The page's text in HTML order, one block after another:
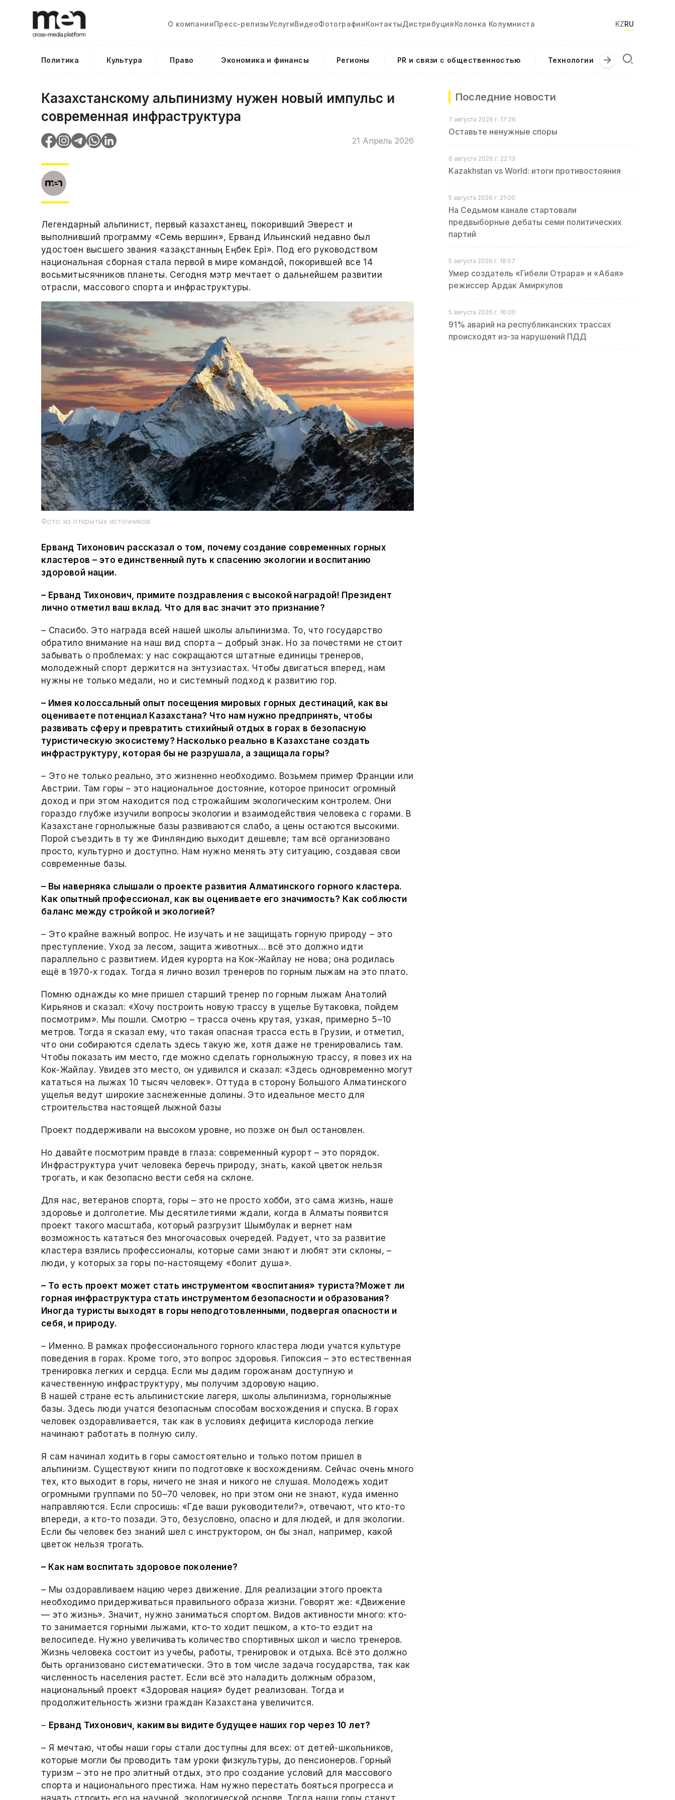
О компанииПресс-релизыУслугиВидеоФотографииКонтактыДистрибуцияКолонка Колумниста KZRU
Политика Культура Право Экономика и финансы Регионы PR и связи с общественностью Технологии Текущие
Казахстанскому альпинизму нужен новый импульс и
современная инфраструктура
21 Апрель 2026
Легендарный альпинист, первый казахстанец, покоривший Эверест и
выполнивший программу «Семь вершин», Ерванд Ильинский недавно был
удостоен высшего звания «Қазақстанның Еңбек Ері». Под его руководством
национальная сборная стала первой в мире командой, покорившей все 14
восьмитысячников планеты. Сегодня мэтр мечтает о дальнейшем развитии
отрасли, массового спорта и инфраструктуры.
Фото: из открытых источников
Ерванд Тихонович рассказал о том, почему создание современных горных
кластеров – это единственный путь к спасению экологии и воспитанию
здоровой нации.
– Ерванд Тихонович, примите поздравления с высокой наградой! Президент
лично отметил ваш вклад. Что для вас значит это признание?
– Спасибо. Это награда всей нашей школы альпинизма. То, что государство
обратило внимание на наш вид спорта – добрый знак. Но за почестями не стоит
забывать о проблемах: у нас сокращаются штатные единицы тренеров,
молодежный спорт держится на энтузиастах. Чтобы двигаться вперед, нам
нужны не только медали, но и системный подход к развитию гор.
– Имея колоссальный опыт посещения мировых горных дестинаций, как вы
оцениваете потенциал Казахстана? Что нам нужно предпринять, чтобы
развивать сферу и превратить стихийный отдых в горах в безопасную
туристическую экосистему? Насколько реально в Казахстане создать
инфраструктуру, которая бы не разрушала, а защищала горы?
– Это не только реально, это жизненно необходимо. Возьмем пример Франции или
Австрии. Там горы – это национальное достояние, которое приносит огромный
доход и при этом находится под строжайшим экологическим контролем. Они
гораздо глубже изучили вопросы экологии и взаимодействия человека с горами. В
Казахстане горнолыжные базы развиваются слабо, а цены остаются высокими.
Порой съездить в ту же Финляндию выходит дешевле; там всё организовано
просто, культурно и доступно. Нам нужно менять эту ситуацию, создавая свои
современные базы.
– Вы наверняка слышали о проекте развития Алматинского горного кластера.
Как опытный профессионал, как вы оцениваете его значимость? Как соблюсти
баланс между стройкой и экологией?
– Это крайне важный вопрос. Не изучать и не защищать горную природу – это
преступление. Уход за лесом, защита животных… всё это должно идти
параллельно с развитием. Идея курорта на Кок-Жайлау не нова; она родилась
ещё в 1970-х годах. Тогда я лично возил тренеров по горным лыжам на это плато.
Помню однажды ко мне пришел старший тренер по горным лыжам Анатолий
Кирьянов и сказал: «Хочу построить новую трассу в ущелье Бутаковка, пойдем
посмотрим». Мы пошли. Смотрю – трасса очень крутая, узкая, примерно 5–10
метров. Тогда я сказал ему, что такая опасная трасса есть в Грузии, и отметил,
что они собираются сделать здесь такую же, хотя даже не тренировались там.
Чтобы показать им место, где можно сделать горнолыжную трассу, я повез их на
Кок-Жайлау. Увидев это место, он удивился и сказал: «Здесь одновременно могут
кататься на лыжах 10 тысяч человек». Оттуда в сторону Большого Алматинского
ущелья ведут широкие заснеженные долины. Это идеальное место для
строительства настоящей лыжной базы
Проект поддерживали на высоком уровне, но позже он был остановлен.
Но давайте посмотрим правде в глаза: современный курорт – это порядок.
Инфраструктура учит человека беречь природу, знать, какой цветок нельзя
трогать, и как безопасно вести себя на склоне.
Для нас, ветеранов спорта, горы – это не просто хобби, это сама жизнь, наше
здоровье и долголетие. Мы десятилетиями ждали, когда в Алматы появится
проект такого масштаба, который разгрузит Шымбулак и вернет нам
возможность кататься без многочасовых очередей. Радует, что за развитие
кластера взялись профессионалы, которые сами знают и любят эти склоны, –
люди, у которых за горы по-настоящему «болит душа».
– То есть проект может стать инструментом «воспитания» туриста? Может ли
горная инфраструктура стать инструментом безопасности и образования?
Иногда туристы выходят в горы неподготовленными, подвергая опасности и
себя, и природу.
– Именно. В рамках профессионального горного кластера люди учатся культуре
поведения в горах. Кроме того, это вопрос здоровья. Гипоксия – это естественная
тренировка легких и сердца. Если мы дадим горожанам доступную и
качественную инфраструктуру, мы получим здоровую нацию.
В нашей стране есть альпинистские лагеря, школы альпинизма, горнолыжные
базы. Здесь люди учатся безопасным способам восхождения и спуска. В горах
человек оздоравливается, так как в условиях дефицита кислорода легкие
начинают работать в полную силу.
Я сам начинал ходить в горы самостоятельно и только потом пришел в
альпинизм. Существуют книги по подготовке к восхождениям. Сейчас очень много
тех, кто выходит в горы, ничего не зная и никого не слушая. Молодежь ходит
огромными группами по 50–70 человек, но при этом они не знают, куда именно
направляются. Если спросишь: «Где ваши руководители?», отвечают, что кто-то
впереди, а кто-то позади. Это, безусловно, опасно и для людей, и для экологии.
Если бы человек без знаний шел с инструктором, он бы знал, например, какой
цветок нельзя трогать.
– Как нам воспитать здоровое поколение?
– Мы оздоравливаем нацию через движение. Для реализации этого проекта
необходимо придерживаться правильного образа жизни. Говорят же: «Движение
— это жизнь». Значит, нужно заниматься спортом. Видов активности много: кто-
то занимается горными лыжами, кто-то ходит пешком, а кто-то ездит на
велосипеде. Нужно увеличивать количество спортивных школ и число тренеров.
Жизнь человека состоит из учебы, работы, тренировок и отдыха. Всё это должно
быть организовано систематически. Это в том числе задача государства, так как
численность населения растет. Если всё это наладить должным образом,
национальный проект «Здоровая нация» будет реализован. Тогда и
продолжительность жизни граждан Казахстана увеличится.
– Ерванд Тихонович, каким вы видите будущее наших гор через 10 лет?
– Я мечтаю, чтобы наши горы стали доступны для всех: от детей-школьников,
которые могли бы проводить там уроки физкультуры, до пенсионеров. Горный
туризм – это не про элитный отдых, это про создание условий для массового
спорта и национального престижа. Нам нужно перестать бояться прогресса и
Последние новости
7 августа 2026 г. 17:26
Оставьте ненужные споры
6 августа 2026 г. 22:13
Kazakhstan vs World: итоги противостояния
5 августа 2026 г. 21:00
На Седьмом канале стартовали
предвыборные дебаты семи политических
партий
5 августа 2026 г. 18:57
Умер создатель «Гибели Отрара» и «Абая»
режиссер Ардак Амиркулов
5 августа 2026 г. 16:00
91% аварий на республиканских трассах
происходят из-за нарушений ПДД